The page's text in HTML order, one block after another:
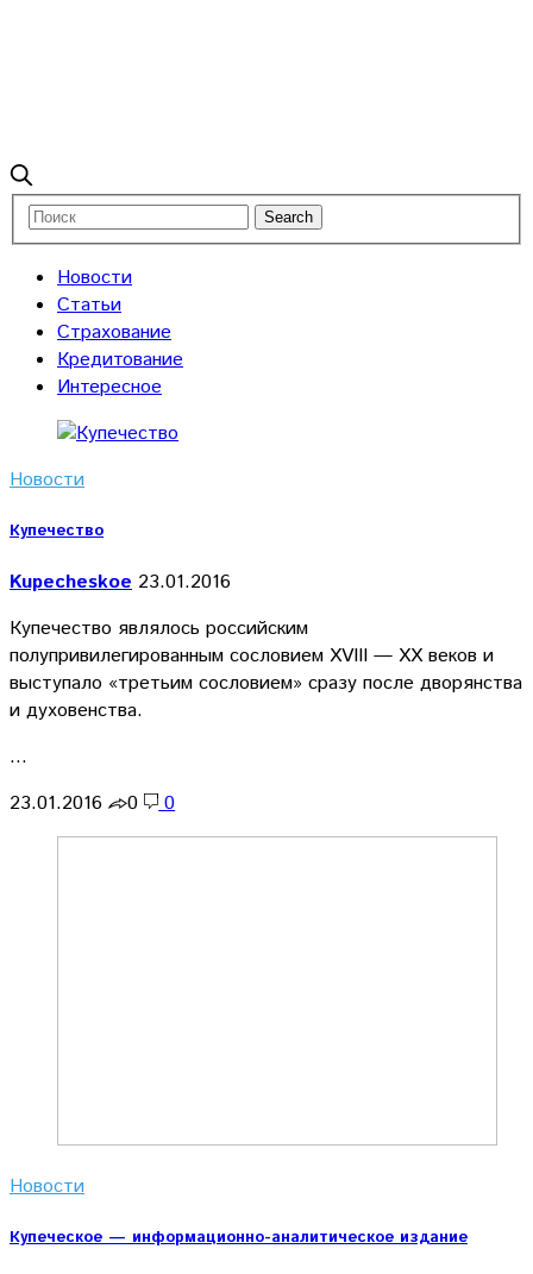
Новости
Статьи
Страхование
Кредитование
Интересное
Новости
Купечество
Kupecheskoe 23.01.2016
Купечество являлось российским
полупривилегированным сословием XVIII — ХХ веков и
выступало «третьим сословием» сразу после дворянства
и духовенства.
…
23.01.2016
0 0
Новости
Купеческое — информационно-аналитическое издание